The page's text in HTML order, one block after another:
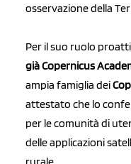
osservazione della
Per il suo ruolo
già Copernicus
ampia famiglia dei
attestato che lo
per le comunità di
delle applicazioni